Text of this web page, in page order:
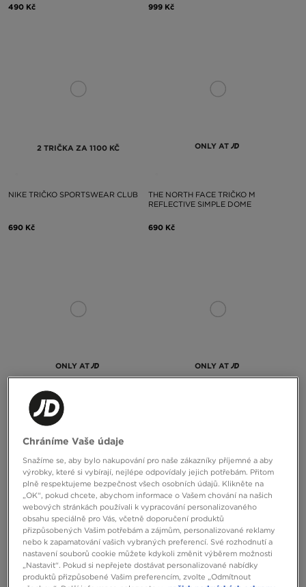
490 Kč 999 Kč
2 TRIČKA ZA 1100 KČ
NIKE TRIČKO SPORTSWEAR CLUB
690 Kč
ONLY AT
THE NORTH FACE TRIČKO M
REFLECTIVE SIMPLE DOME
690 Kč
ONLY AT
ADIDAS TRIČKO CS BD
949 Kč
ONLY AT
Chráníme Vaše údaje
Snažíme se, aby bylo nakupování pro naše zákazníky příjemné a aby
výrobky, které si vybírají, nejlépe odpovídaly jejich potřebám. Přitom
plně respektujeme bezpečnost všech osobních údajů. Klikněte na
„OK“, pokud chcete, abychom informace o Vašem chování na našich
webových stránkách používali k vypracování personalizovaného
obsahu speciálně pro Vás, včetně doporučení produktů
přizpůsobených Vašim potřebám a zájmům, personalizované reklamy
nebo k zapamatování vašich vybraných preferencí. Své rozhodnutí a
nastavení souborů cookie můžete kdykoli změnit výběrem možnosti
„Nastavit“. Pokud si nepřejete dostávat personalizované nabídky
produktů přizpůsobené Vašim preferencím, zvolte „Odmítnout